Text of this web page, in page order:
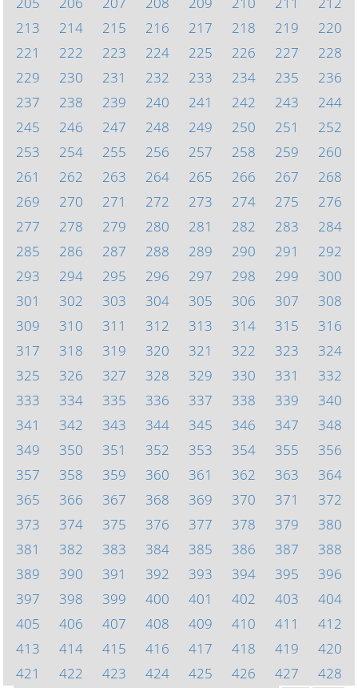
213
214 215 216 217 218 219
220
221
222 223 224 225 226 227
228
229
230 231 232 233 234 235
236
237
238 239 240 241 242 243
244
245
246 247 248 249 250 251
252
253
254 255 256 257 258 259
260
261
262 263 264 265 266 267
268
269
270 271 272 273 274 275
276
277
278 279 280 281 282 283
284
285
286 287 288 289 290 291
292
293
294 295 296 297 298 299
300
301
302 303 304 305 306 307
308
309
310 311 312 313 314 315
316
317
318 319 320 321 322 323
324
325
326 327 328 329 330 331
332
333
334 335 336 337 338 339
340
341
342 343 344 345 346 347
348
349
350 351 352 353 354 355
356
357
358 359 360 361 362 363
364
365
366 367 368 369 370 371
372
373
374 375 376 377 378 379
380
381
382 383 384 385 386 387
388
389
390 391 392 393 394 395
396
397
398 399 400 401 402 403
404
405
406 407 408 409 410 411
412
413
414 415 416 417 418 419
420
421
422 423 424 425 426 427
428